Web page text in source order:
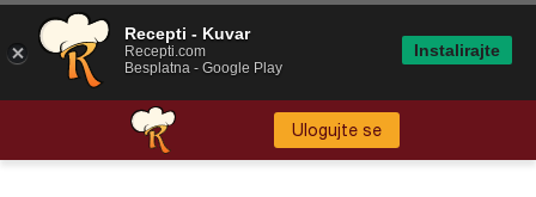
Ulogujte se
Recepti - Kuvar
Recepti.com
Besplatna - Google Play
Instalirajte